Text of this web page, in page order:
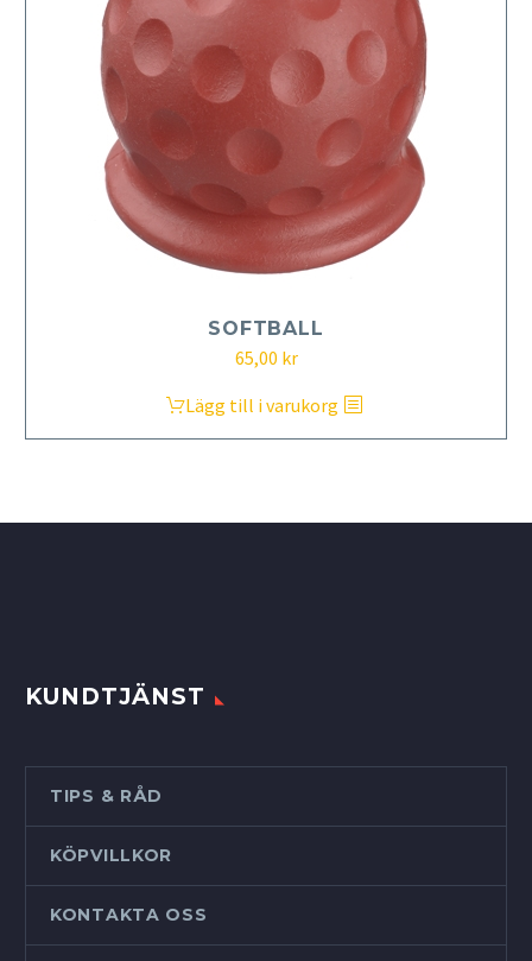
SOFTBALL
65,00 kr
Lägg till i varukorg
KUNDTJÄNST
TIPS & RÅD
KÖPVILLKOR
KONTAKTA OSS